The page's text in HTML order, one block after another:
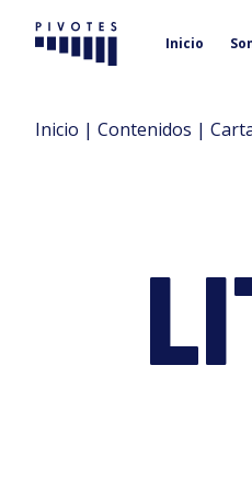
Pivotes Inicio
Inicio | Contenidos |